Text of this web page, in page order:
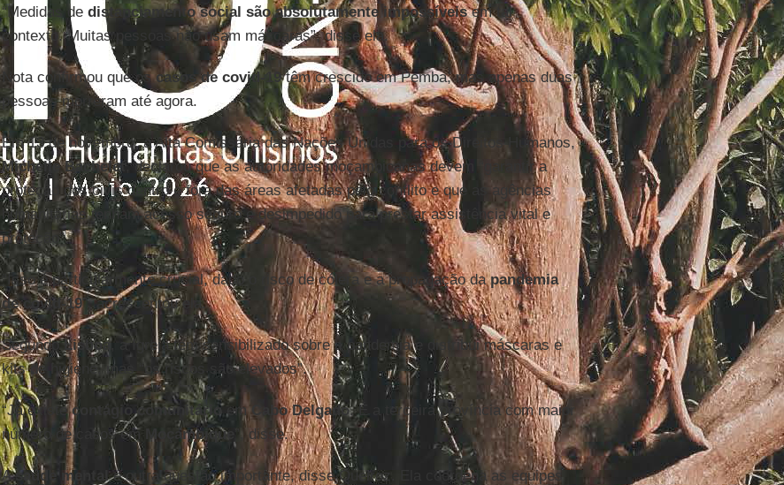
“Medidas de distanciamento social são absolutamente impossíveisem tal
contexto. Muitas pessoas não usam máscaras”, disse ela.
Nota confirmou que oscasos de covid-19têm crescido em Pemba, mas apenas duas
pessoas morreram até agora.
Em 13 de novembro, a Alta Comissária das Nações Unidas para os Direitos Humanos,
Michelle Bachelet, declarou que as autoridades moçambicanas devem “garantir a
proteção dos civis dentro e fora das áreas afetadas pelo conflito e que as agências
humanitárias tenham acesso seguro e desimpedido para prestar assistência vital e
proteção”.
“Isso é particularmente crucial, dado o risco de cólera e a propagação dapandemia
de covid-19”, acrescentou ela.
SegundoLisboa, a Igreja tem sensibilizado sobre a pandemia e distribui máscaras e
kits de higiene, mas “os riscos são elevados”.
“Já existecontágio comunitárioem Cabo Delgado. É a terceira província com maior
número de casos em
Moçambique ”, disse.
Asaúde mentalé outra questão importante, disse Queiroz. Ela coordena as equipes